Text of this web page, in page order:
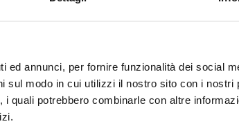
ed annunci, per fornire funzionalità dei social
sul modo in cui utilizzi il nostro sito con i nostri
quali potrebbero combinarle con altre
2018/2019
VENEZIE + IVA
EVENTO